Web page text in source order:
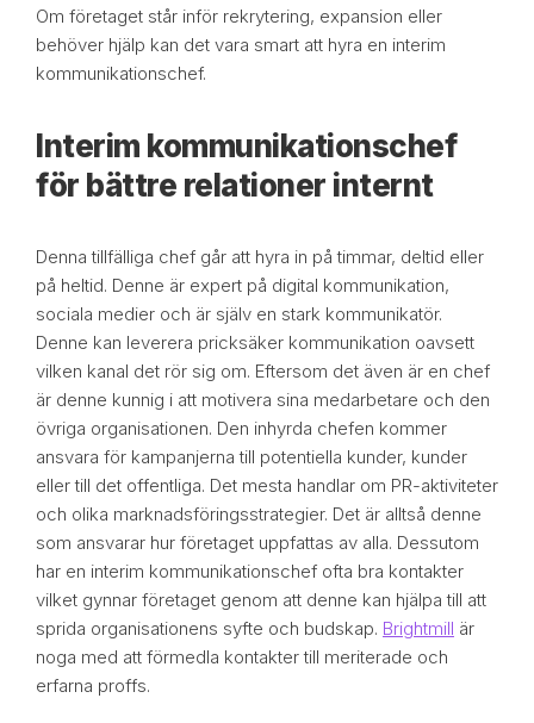
Om företaget står inför rekrytering, expansion eller
behöver hjälp kan det vara smart att hyra en interim
kommunikationschef.
Interim kommunikationschef
för bättre relationer internt
Denna tillfälliga chef går att hyra in på timmar, deltid eller
på heltid. Denne är expert på digital kommunikation,
sociala medier och är själv en stark kommunikatör.
Denne kan leverera pricksäker kommunikation oavsett
vilken kanal det rör sig om. Eftersom det även är en chef
är denne kunnig i att motivera sina medarbetare och den
övriga organisationen. Den inhyrda chefen kommer
ansvara för kampanjerna till potentiella kunder, kunder
eller till det offentliga. Det mesta handlar om PR-aktiviteter
och olika marknadsföringsstrategier. Det är alltså denne
som ansvarar hur företaget uppfattas av alla. Dessutom
har en interim kommunikationschef ofta bra kontakter
vilket gynnar företaget genom att denne kan hjälpa till att
sprida organisationens syfte och budskap. Brightmill är
noga med att förmedla kontakter till meriterade och
erfarna proffs.